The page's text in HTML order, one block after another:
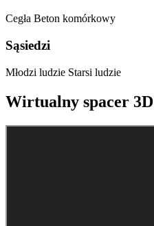
Cegła Beton komórkowy
Sąsiedzi
Młodzi ludzie Starsi ludzie
Wirtualny spacer 3D